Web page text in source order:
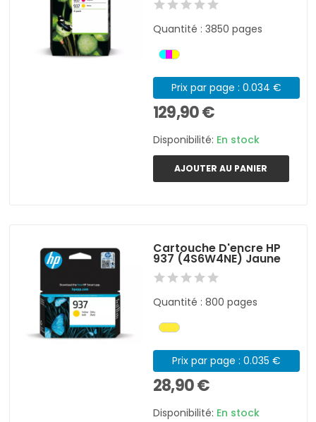
Quantité : 3850 pages
Prix par page : 0.034 €
129,90 €
Disponibilité: En stock
AJOUTER AU PANIER
Cartouche D'encre HP
937 (4S6W4NE) Jaune
Quantité : 800 pages
Prix par page : 0.035 €
28,90 €
Disponibilité: En stock